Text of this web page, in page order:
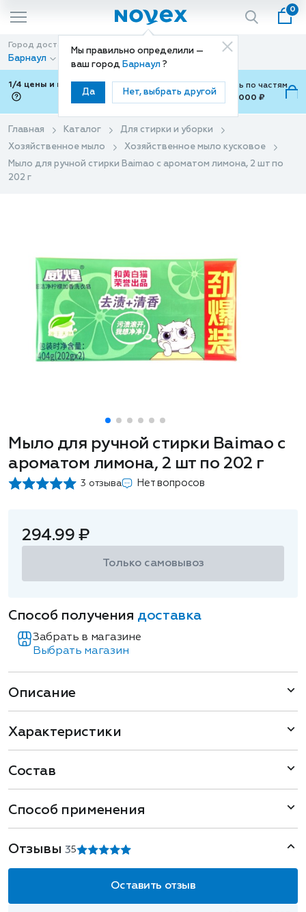
Мы правильно определили —
ваш город Барнаул ?
Да Нет, выбрать другой
0
Город доставки
Барнаул
Способ доставки
Доставка
1/4 цены и покупки ваши с Подели
Можно оплатить по частям
от 700 ₽ до 15,000 ₽
Главная Каталог
Для стирки и уборки
Хозяйственное мыло
Хозяйственное мыло кусковое
Мыло для ручной стирки Baimao с ароматом лимона, 2 шт по
202 г
Мыло для ручной стирки Baimao с
ароматом лимона, 2 шт по 202 г
3 отзыва Нет вопросов
294.99 ₽
Только самовывоз
Способ получения доставка
Забрать в магазине
Выбрать магазин
Описание
Характеристики
Состав
Способ применения
Отзывы35
Оставить отзыв